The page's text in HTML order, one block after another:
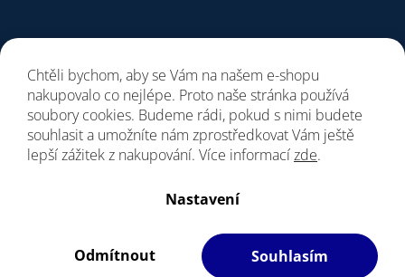
Chtěli bychom, aby se Vám na našem e-shopu
nakupovalo co nejlépe. Proto naše stránka používá
soubory cookies. Budeme rádi, pokud s nimi budete
souhlasit a umožníte nám zprostředkovat Vám ještě
lepší zážitek z nakupování. Více informacízde.
Nastavení
Odmítnout Souhlasím
bude prodejna z provozních důvodu zavřena.
Vytvořil Shoptet
Upravit nastavení cookies
S láskou vyrobilo Filipesmedia 🧡